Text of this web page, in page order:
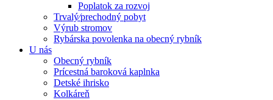
Poplatok za rozvoj
Trvalý⁄prechodný pobyt
Výrub stromov
Rybárska povolenka na obecný rybník
U nás
Obecný rybník
Prícestná baroková kaplnka
Detské ihrisko
Kolkáreň